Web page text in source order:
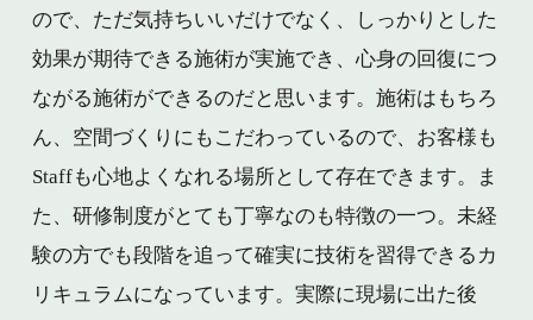
ので、ただ気持ちいいだけでなく、しっかりとした
効果が期待できる施術が実施でき、心身の回復につ
ながる施術ができるのだと思います。施術はもちろ
ん、空間づくりにもこだわっているので、お客様も
Staffも心地よくなれる場所として存在できます。ま
た、研修制度がとても丁寧なのも特徴の一つ。未経
験の方でも段階を追って確実に技術を習得できるカ
リキュラムになっています。実際に現場に出た後